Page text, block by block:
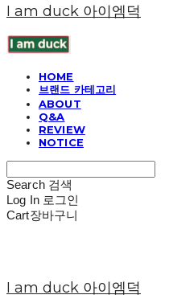
I am duck 아이엠덕
HOME
브랜드 카테고리
ABOUT
Q&A
REVIEW
NOTICE
Search 검색
Log In 로그인
Cart장바구니
I am duck 아이엠덕